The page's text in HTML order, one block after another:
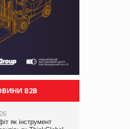
B2B
як інструмент